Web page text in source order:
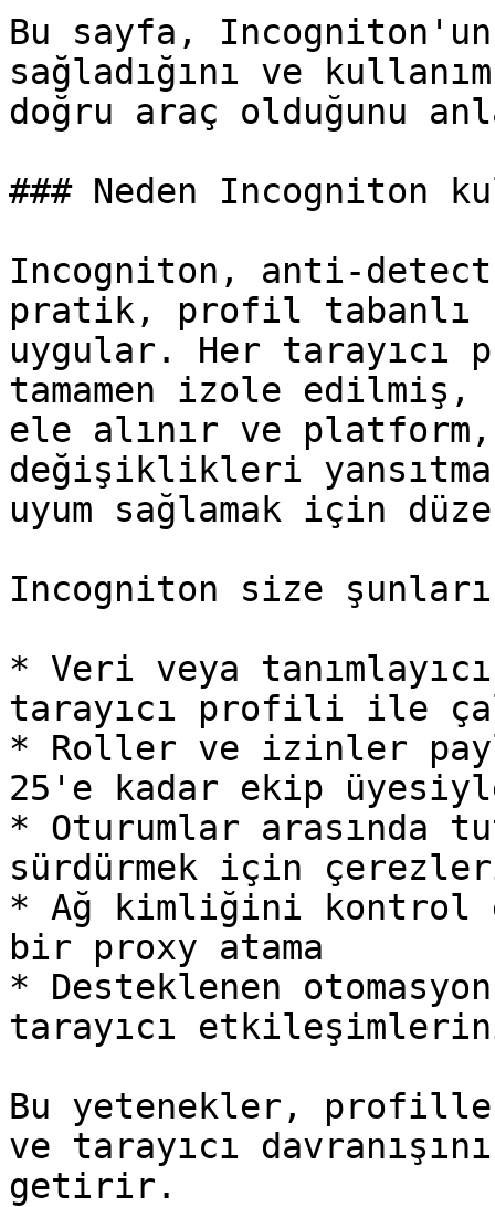
Bu sayfa,
sağladığını ve
doğru araç olduğunu
### Neden Incogniton
Incogniton, anti-
pratik, profil tabanlı
uygular. Her
tamamen izole edilmiş,
ele alınır ve platform,
değişiklikleri
uyum sağlamak için
Incogniton size
* Veri veya
tarayıcı profili ile
* Roller ve izinler
25'e kadar ekip
* Oturumlar arasında
sürdürmek için
* Ağ kimliğini kontrol
bir proxy atama
* Desteklenen
tarayıcı
Bu yetenekler,
ve tarayıcı
getirir.